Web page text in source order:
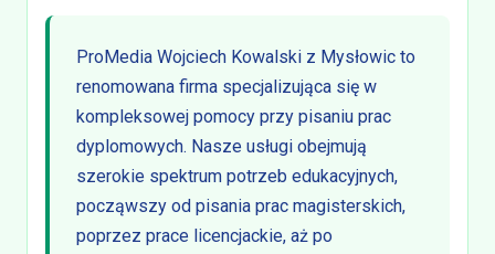
ProMedia Wojciech Kowalski z Mysłowic to
renomowana firma specjalizująca się w
kompleksowej pomocy przy pisaniu prac
dyplomowych. Nasze usługi obejmują
szerokie spektrum potrzeb edukacyjnych,
począwszy od pisania prac magisterskich,
poprzez prace licencjackie, aż po